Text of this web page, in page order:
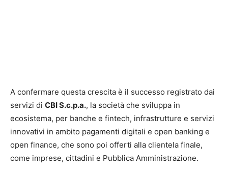
A confermare questa crescita è il successo registrato dai
servizi di CBI S.c.p.a., la società che sviluppa in
ecosistema, per banche e fintech, infrastrutture e servizi
innovativi in ambito pagamenti digitali e open banking e
open finance, che sono poi offerti alla clientela finale,
come imprese, cittadini e Pubblica Amministrazione.